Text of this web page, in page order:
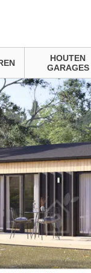
HOUTEN
GARAGES